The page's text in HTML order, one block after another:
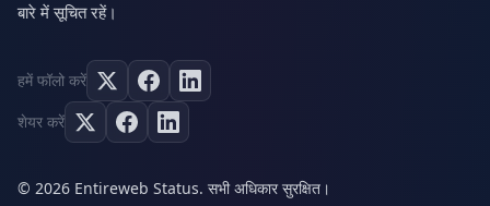
बारे में सूचित रहें।
हमें फॉलो करें
शेयर करें
© 2026 Entireweb Status. सभी अधिकार सुरक्षित।